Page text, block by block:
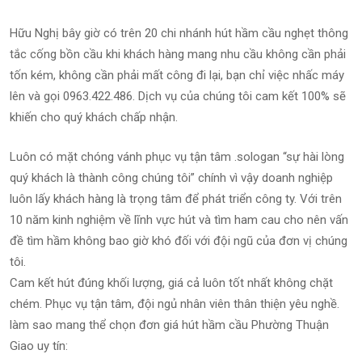
Hữu Nghị bây giờ có trên 20 chi nhánh hút hầm cầu nghẹt thông
tắc cống bồn cầu khi khách hàng mang nhu cầu không cần phải
tốn kém, không cần phải mất công đi lại, bạn chỉ việc nhấc máy
lên và gọi 0963.422.486. Dịch vụ của chúng tôi cam kết 100% sẽ
khiến cho quý khách chấp nhận.
Luôn có mặt chóng vánh phục vụ tận tâm .sologan “sự hài lòng
quý khách là thành công chúng tôi” chính vì vậy doanh nghiệp
luôn lấy khách hàng là trọng tâm để phát triển công ty. Với trên
10 năm kinh nghiệm về lĩnh vực hút và tìm ham cau cho nên vấn
đề tìm hầm không bao giờ khó đối với đội ngũ của đơn vị chúng
tôi.
Cam kết hút đúng khối lượng, giá cả luôn tốt nhất không chặt
chém. Phục vụ tận tâm, đội ngủ nhân viên thân thiện yêu nghề.
làm sao mang thể chọn đơn giá hút hầm cầu Phường Thuận
Giao uy tín: